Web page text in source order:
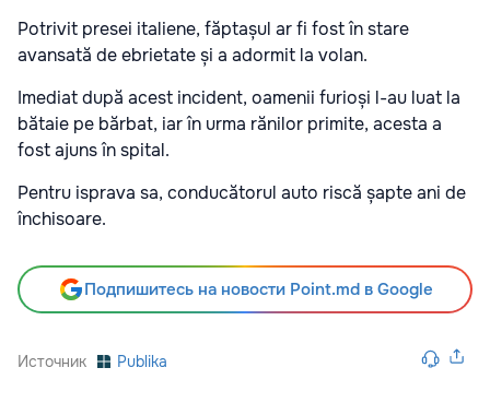
Potrivit presei italiene, făptașul ar fi fost în stare
avansată de ebrietate și a adormit la volan.
Imediat după acest incident, oamenii furioși l-au luat la
bătaie pe bărbat, iar în urma rănilor primite, acesta a
fost ajuns în spital.
Pentru isprava sa, conducătorul auto riscă șapte ani de
închisoare.
Подпишитесь на новости Point.md в Google
Источник Publika